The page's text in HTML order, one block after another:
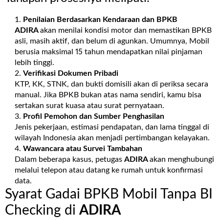
Penilaian Berdasarkan Kendaraan dan BPKB
ADIRAakan menilai kondisi motor dan memastikan BPKB
asli, masih aktif, dan belum di agunkan. Umumnya, Mobil
berusia maksimal 15 tahun mendapatkan nilai pinjaman
lebih tinggi.
Verifikasi Dokumen Pribadi
KTP, KK, STNK, dan bukti domisili akan di periksa secara
manual. Jika BPKB bukan atas nama sendiri, kamu bisa
sertakan surat kuasa atau surat pernyataan.
Profil Pemohon dan Sumber Penghasilan
Jenis pekerjaan, estimasi pendapatan, dan lama tinggal di
wilayah Indonesia akan menjadi pertimbangan kelayakan.
Wawancara atau Survei Tambahan
Dalam beberapa kasus, petugas ADIRAakan menghubungi
melalui telepon atau datang ke rumah untuk konfirmasi
data.
Syarat Gadai BPKB Mobil Tanpa BI
Checking di ADIRA